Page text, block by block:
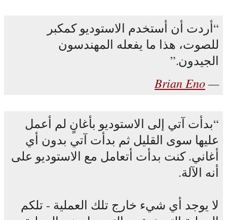
أردت أن أستخدم الاستوديو كمكبر
للصوت، هذا ما يفعله المهندسون
الجيدون.
Brian Eno
بدأت آتي إلى الاستوديو بأغانٍ لم أعمل
عليها سوى القليل ثم بدأت آتي بدون أي
أغاني. كنت بدأت أتعامل مع الاستوديو على
أنه الآلة.
لا يوجد أي شيء خارج تلك العملية - تلكم